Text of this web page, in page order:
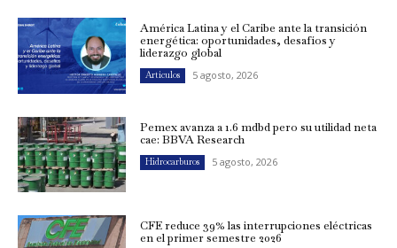
América Latina y el Caribe ante la transición
energética: oportunidades, desafíos y
liderazgo global
Artículos 5 agosto, 2026
Pemex avanza a 1.6 mdbd pero su utilidad neta
cae: BBVA Research
Hidrocarburos 5 agosto, 2026
CFE reduce 39% las interrupciones eléctricas
en el primer semestre 2026